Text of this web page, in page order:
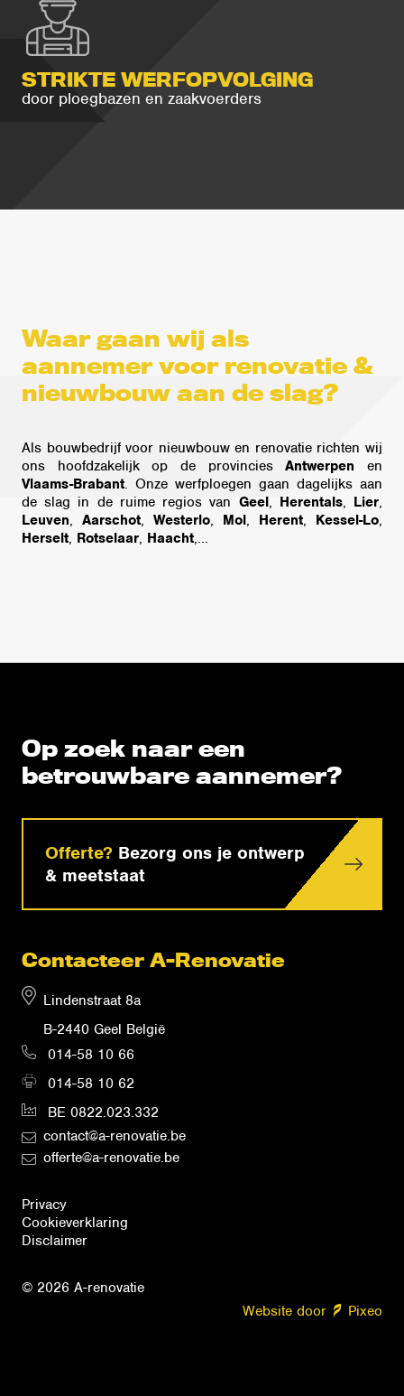
STRIKTE WERFOPVOLGING
door ploegbazen en zaakvoerders
Waar gaan wij als
aannemer voor renovatie &
nieuwbouw aan de slag?
Als bouwbedrijf voor nieuwbouw en renovatie richten wij
ons hoofdzakelijk op de provinciesAntwerpen en
Vlaams-Brabant. Onze werfploegen gaan dagelijks aan
de slag in de ruime regios van Geel, Herentals, Lier,
Leuven, Aarschot, Westerlo, Mol, Herent, Kessel-Lo,
Herselt, Rotselaar, Haacht,...
Op zoek naar een
betrouwbare aannemer?
Offerte? Bezorg ons je ontwerp
& meetstaat
Contacteer A-Renovatie
Lindenstraat 8a
B-2440 Geel België
014-58 10 66
014-58 10 62
BE 0822.023.332
contact@a-renovatie.be
offerte@a-renovatie.be
Privacy
Cookieverklaring
Disclaimer
© 2026 A-renovatie
Website door
Pixeo